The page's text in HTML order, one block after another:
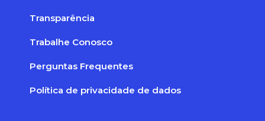
Transparência
Trabalhe Conosco
Perguntas Frequentes
Política de privacidade de dados